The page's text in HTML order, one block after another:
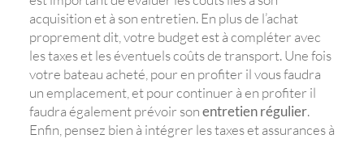
acquisition et à son entretien. En plus de l’achat
proprement dit, votre budget est à compléter avec
les taxes et les éventuels coûts de transport. Une fois
votre bateau acheté, pour en profiter il vous faudra
un emplacement, et pour continuer à en profiter il
faudra également prévoir sonentretien régulier.
Enfin, pensez bien à intégrer les taxes et assurances à